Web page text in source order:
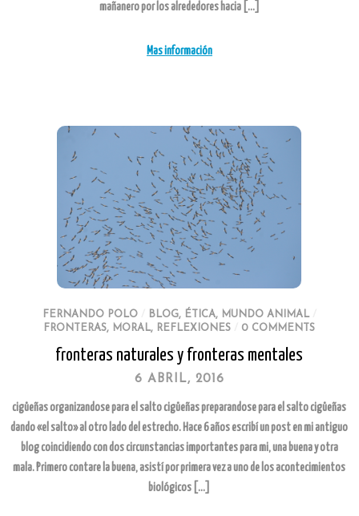
mañanero por los alrededores hacia […]
Mas información
FERNANDO POLO BLOG, ÉTICA, MUNDO ANIMAL
FRONTERAS, MORAL, REFLEXIONES 0 COMMENTS
fronteras naturales y fronteras mentales
6 ABRIL, 2016
cigüeñas organizandose para el salto cigüeñas preparandose para el salto cigüeñas
dando «el salto» al otro lado del estrecho. Hace 6 años escribí un post en mi antiguo
blog coincidiendo con dos circunstancias importantes para mi, una buena y otra
mala. Primero contare la buena, asistí por primera vez a uno de los acontecimientos
biológicos […]